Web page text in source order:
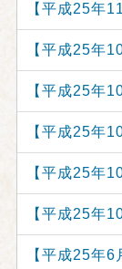
【平成25
【平成25
【平成25年
【平成25
【平成25
【平成25
【平成25